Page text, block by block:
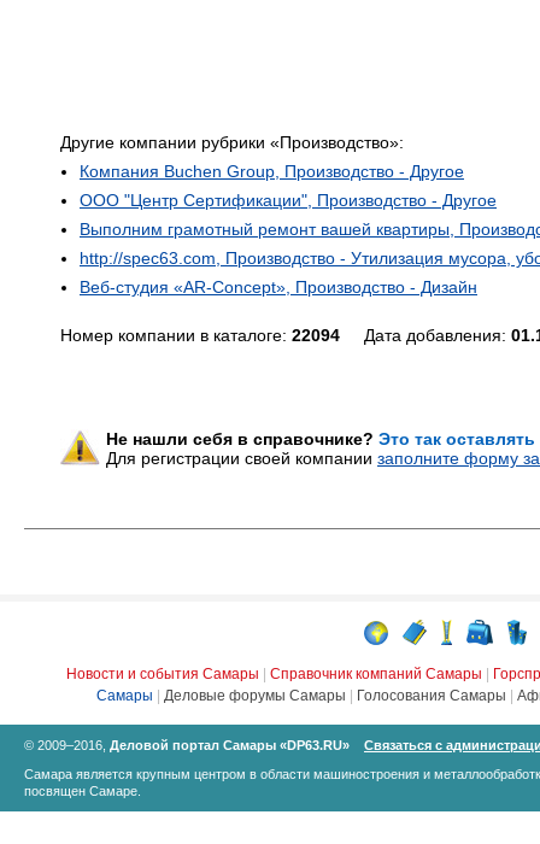
Другие компании рубрики «Производство»:
Компания Buchen Group, Производство - Другое
ООО "Центр Сертификации", Производство - Другое
Выполним грамотный ремонт вашей квартиры,
http://spec63.com, Производство - Утилизация мусора,
Веб-студия «AR-Concept», Производство - Дизайн
Номер компании в каталоге: 22094 Дата добавления:
Не нашли себя в справочнике? Это так
Для регистрации своей компании заполните форму
Новости и события Самары Справочник компаний Самары
Самары
Деловые форумы Самары Голосования Самары
© 2009–2016, Деловой портал Самары «DP63.RU»
Связаться с
Самара является крупным центром в области машиностроения и
посвящен Самаре.